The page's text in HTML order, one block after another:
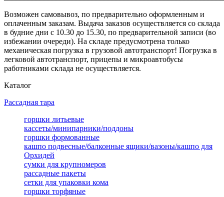
Возможен самовывоз, по предварительно оформленным и
оплаченным заказам. Выдача заказов осуществляется со склада
в будние дни с 10.30 до 15.30, по предварительной записи (во
избежании очереди). На складе предусмотрена только
механическая погрузка в грузовой автотранспорт! Погрузка в
легковой автотранспорт, прицепы и микроавтобусы
работниками склада не осуществляется.
Каталог
Рассадная тара
горшки литьевые
кассеты/минипарники/поддоны
горшки формованные
кашпо подвесные/балконные ящики/вазоны/кашпо для
Орхидей
сумки для крупномеров
рассадные пакеты
сетки для упаковки кома
горшки торфяные